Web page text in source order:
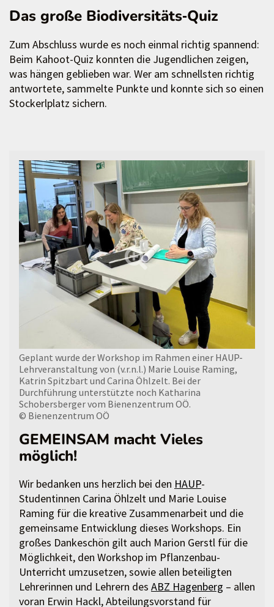
Das große Biodiversitäts‑Quiz
Zum Abschluss wurde es noch einmal richtig spannend:
Beim Kahoot-Quiz konnten die Jugendlichen zeigen,
was hängen geblieben war. Wer am schnellsten richtig
antwortete, sammelte Punkte und konnte sich so einen
Stockerlplatz sichern.
Geplant wurde der Workshop im Rahmen einer HAUP-
Lehrveranstaltung von (v.r.n.l.) Marie Louise Raming,
Katrin Spitzbart und Carina Öhlzelt. Bei der
Durchführung unterstützte noch Katharina
Schobersberger vom Bienenzentrum OÖ.
© Bienenzentrum OÖ
GEMEINSAM macht Vieles
möglich!
Wir bedanken uns herzlich bei den HAUP-
Studentinnen Carina Öhlzelt und Marie Louise
Raming für die kreative Zusammenarbeit und die
gemeinsame Entwicklung dieses Workshops. Ein
großes Dankeschön gilt auch Marion Gerstl für die
Möglichkeit, den Workshop im Pflanzenbau-
Unterricht umzusetzen, sowie allen beteiligten
Lehrerinnen und Lehrern des ABZ Hagenberg – allen
voran Erwin Hackl, Abteilungsvorstand für